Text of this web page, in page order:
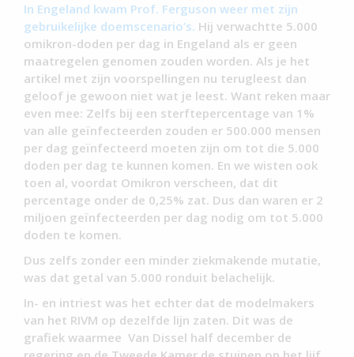
In Engeland kwam Prof. Ferguson weer met zijn
gebruikelijke doemscenario’s. Hij verwachtte 5.000
omikron-doden per dag in Engeland als er geen
maatregelen genomen zouden worden. Als je het
artikel met zijn voorspellingen nu terugleest dan
geloof je gewoon niet wat je leest. Want reken maar
even mee: Zelfs bij een sterftepercentage van 1%
van alle geïnfecteerden zouden er 500.000 mensen
per dag geïnfecteerd moeten zijn om tot die 5.000
doden per dag te kunnen komen. En we wisten ook
toen al, voordat Omikron verscheen, dat dit
percentage onder de 0,25% zat. Dus dan waren er 2
miljoen geïnfecteerden per dag nodig om tot 5.000
doden te komen.
Dus zelfs zonder een minder ziekmakende mutatie,
was dat getal van 5.000 ronduit belachelijk.
In- en intriest was het echter dat de modelmakers
van het RIVM op dezelfde lijn zaten. Dit was de
grafiek waarmee Van Dissel half december de